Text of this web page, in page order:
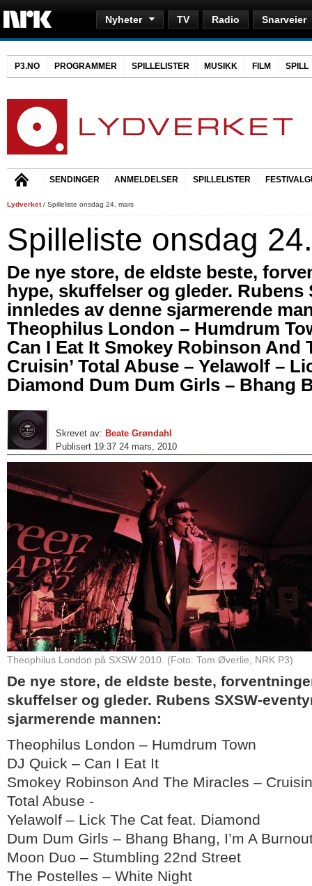
Nyheter TV Radio Snarveier
P3.NO PROGRAMMER SPILLELISTER MUSIKK FILM SPILL
SENDINGER ANMELDELSER SPILLELISTER
Lydverket/ Spilleliste onsdag 24. mars
Spilleliste onsdag
De nye store, de eldste beste,
hype, skuffelser og gleder. Rubens
innledes av denne sjarmerende
Theophilus London – Humdrum
Can I Eat It Smokey Robinson And
Cruisin’ Total Abuse – Yelawolf –
Diamond Dum Dum Girls – Bhang
Skrevet av: Beate Grøndahl
Publisert 19:37 24 mars, 2010
Theophilus London på SXSW 2010. (Foto: Tom Øverlie, NRK P3)
De nye store, de eldste beste,
skuffelser og gleder. Rubens SXSW-
sjarmerende mannen:
Theophilus London – Humdrum Town
DJ Quick – Can I Eat It
Smokey Robinson And The Miracles –
Total Abuse -
Yelawolf – Lick The Cat feat. Diamond
Dum Dum Girls – Bhang Bhang, I’m A
Moon Duo – Stumbling 22nd Street
The Postelles – White Night